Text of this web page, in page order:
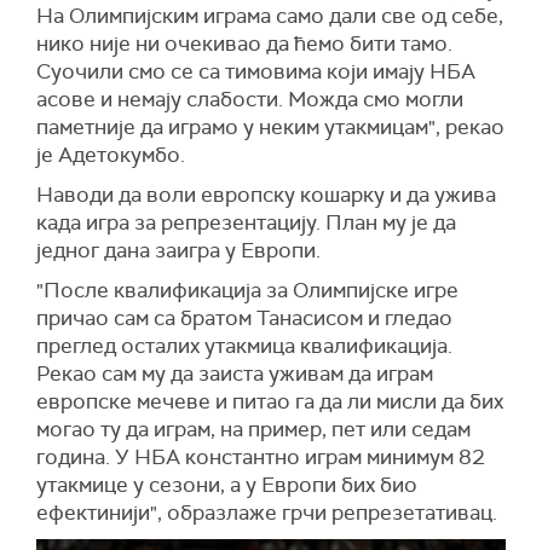
На Олимпијским играма само дали све од себе,
нико није ни очекивао да ћемо бити тамо.
Суочили смо се са тимовима који имају НБА
асове и немају слабости. Можда смо могли
паметније да играмо у неким утакмицам", рекао
је Адетокумбо.
Наводи да воли европску кошарку и да ужива
када игра за репрезентацију. План му је да
једног дана заигра у Европи.
"После квалификација за Олимпијске игре
причао сам са братом Танасисом и гледао
преглед осталих утакмица квалификација.
Рекао сам му да заиста уживам да играм
европске мечеве и питао га да ли мисли да бих
могао ту да играм, на пример, пет или седам
година. У НБА константно играм минимум 82
утакмице у сезони, а у Европи бих био
ефектинији", образлаже грчи репрезетативац.